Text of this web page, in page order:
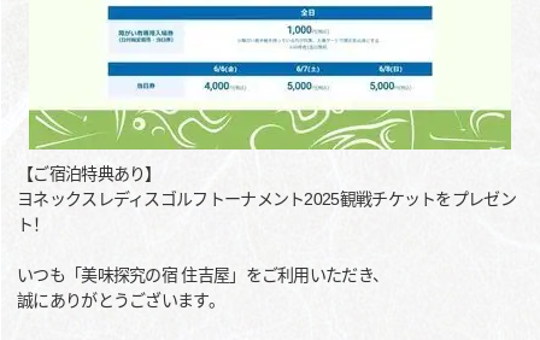
【ご宿泊特典あり】
ヨネックスレディスゴルフトーナメント2025観戦チケットをプレゼン
ト！
いつも「美味探究の宿 住吉屋」をご利用いただき、
誠にありがとうございます。